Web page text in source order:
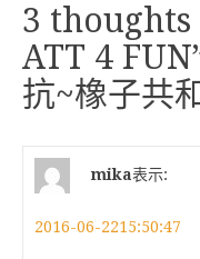
3 thoughts
ATT 4
抗~橡子共
mika表示:
2016-06-2215:50:47